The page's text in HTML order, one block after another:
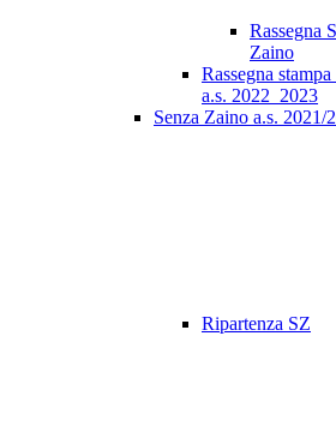
Rassegna
Zaino
Rassegna
a.s. 2022_2023
Senza Zaino a.s. 2021/
Ripartenza SZ